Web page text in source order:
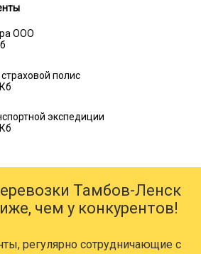
ООО
полис
экспедиции
Тамбов-Ленск
чем у конкурентов!
регулярно сотрудничающие с